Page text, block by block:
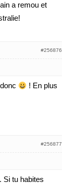
a remou et
#256876
! En plus
#256877
tu habites